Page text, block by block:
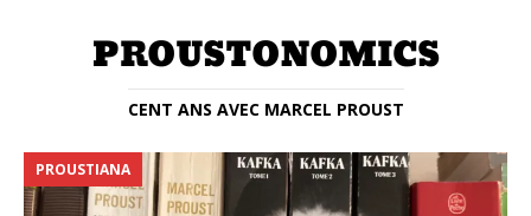
CENT ANS AVEC MARCEL PROUST
PROUSTIANA